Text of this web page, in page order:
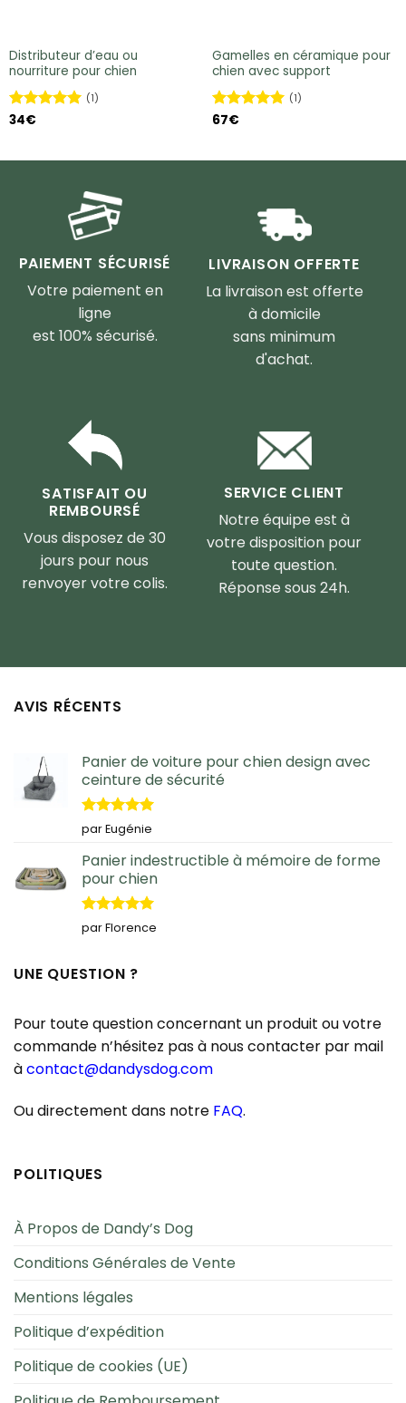
Distributeur d’eau ou
nourriture pour chien
Note
(1)
34€
Gamelles en céramique pour
chien avec support
Note
(1)
67€
PAIEMENT SÉCURISÉ
Votre paiement en
ligne
est 100% sécurisé.
LIVRAISON OFFERTE
La livraison est offerte
à domicile
sans minimum
d'achat.
SATISFAIT OU
REMBOURSÉ
Vous disposez de 30
jours pour nous
renvoyer votre colis.
SERVICE CLIENT
Notre équipe est à
votre disposition pour
toute question.
Réponse sous 24h.
AVIS RÉCENTS
Panier de voiture pour chien design avec
ceinture de sécurité
Note5sur
5
par Eugénie
Panier indestructible à mémoire de forme
pour chien
Note5sur
5
par Florence
UNE QUESTION ?
Pour toute question concernant un produit ou votre
commande n’hésitez pas à nous contacter par mail
àcontact@dandysdog.com
Ou directement dans notre FAQ.
POLITIQUES
À Propos de Dandy’s Dog
Conditions Générales de Vente
Mentions légales
Politique d’expédition
Politique de cookies (UE)